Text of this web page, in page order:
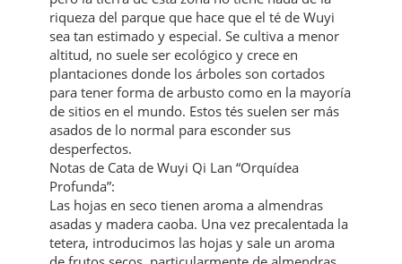
riqueza del parque que hace que el té de Wuyi
sea tan estimado y especial. Se cultiva a menor
altitud, no suele ser ecológico y crece en
plantaciones donde los árboles son cortados
para tener forma de arbusto como en la mayoría
de sitios en el mundo. Estos tés suelen ser más
asados de lo normal para esconder sus
desperfectos.
Notas de Cata de Wuyi Qi Lan “Orquídea
Profunda”:
Las hojas en seco tienen aroma a almendras
asadas y madera caoba. Una vez precalentada la
tetera, introducimos las hojas y sale un aroma